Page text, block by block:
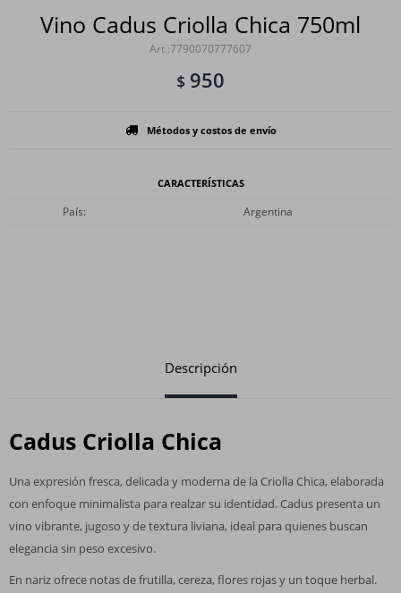
Vino Cadus Criolla Chica 750ml
7790070777607
$ 950
Métodos y costos de envío
CARACTERÍSTICAS
País Argentina
Descripción
Cadus Criolla Chica
Una expresión fresca, delicada y moderna de la Criolla Chica, elaborada
con enfoque minimalista para realzar su identidad. Cadus presenta un
vino vibrante, jugoso y de textura liviana, ideal para quienes buscan
elegancia sin peso excesivo.
En nariz ofrece notas de frutilla, cereza, flores rojas y un toque herbal.